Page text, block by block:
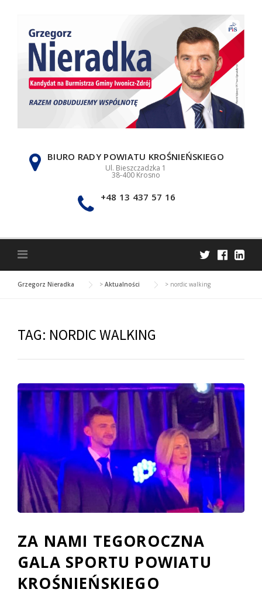
BIURO RADY POWIATU KROŚNIEŃSKIEGO
Ul. Bieszczadzka 1
38-400 Krosno
+48 13 437 57 16
Grzegorz Nieradka > Aktualności > nordic walking
TAG: NORDIC WALKING
ZA NAMI TEGOROCZNA
GALA SPORTU POWIATU
KROŚNIEŃSKIEGO